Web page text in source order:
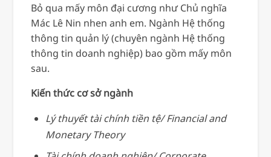
Bỏ qua mấy môn đại cương như Chủ nghĩa
Mác Lê Nin nhen anh em. Ngành Hệ thống
thông tin quản lý (chuyên ngành Hệ thống
thông tin doanh nghiệp) bao gồm mấy môn
sau.
Kiến thức cơ sở ngành
Lý thuyết tài chính tiền tệ/ Financial and
Monetary Theory